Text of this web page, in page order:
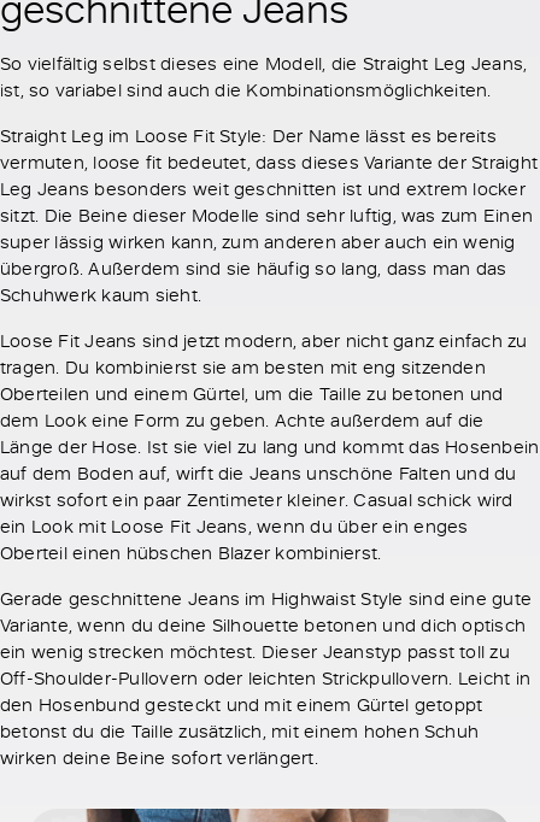
So vielfältig selbst dieses eine Modell, die Straight Leg Jeans,
ist, so variabel sind auch die Kombinationsmöglichkeiten.
Straight Leg im Loose Fit Style: Der Name lässt es bereits
vermuten, loose fit bedeutet, dass dieses Variante der Straight
Leg Jeans besonders weit geschnitten ist und extrem locker
sitzt. Die Beine dieser Modelle sind sehr luftig, was zum Einen
super lässig wirken kann, zum anderen aber auch ein wenig
übergroß. Außerdem sind sie häufig so lang, dass man das
Schuhwerk kaum sieht.
Loose Fit Jeans sind jetzt modern, aber nicht ganz einfach zu
tragen. Du kombinierst sie am besten mit eng sitzenden
Oberteilen und einem Gürtel, um die Taille zu betonen und
dem Look eine Form zu geben. Achte außerdem auf die
Länge der Hose. Ist sie viel zu lang und kommt das Hosenbein
auf dem Boden auf, wirft die Jeans unschöne Falten und du
wirkst sofort ein paar Zentimeter kleiner. Casual schick wird
ein Look mit Loose Fit Jeans, wenn du über ein enges
Oberteil einen hübschen Blazer kombinierst.
Gerade geschnittene Jeans im Highwaist Style sind eine gute
Variante, wenn du deine Silhouette betonen und dich optisch
ein wenig strecken möchtest. Dieser Jeanstyp passt toll zu
Off-Shoulder-Pullovern oder leichten Strickpullovern. Leicht in
den Hosenbund gesteckt und mit einem Gürtel getoppt
betonst du die Taille zusätzlich, mit einem hohen Schuh
wirken deine Beine sofort verlängert.